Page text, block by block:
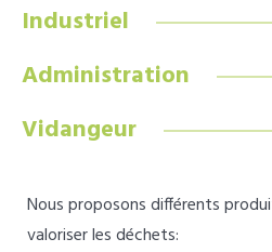
Industriel
Administration
Vidangeur
Nous proposons différents
valoriser les déchets: